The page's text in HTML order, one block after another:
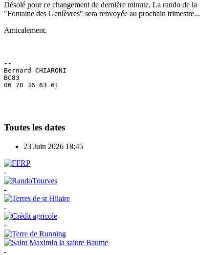
Désolé pour ce changement de dernière minute, La rando de la
"Fontaine des Genièvres" sera renvoyée au prochain trimestre...
Amicalement.
--
Bernard CHIARONI
BC83
06 70 36 63 61
Toutes les dates
23 Juin 2026 18:45
-
-
-
-
-